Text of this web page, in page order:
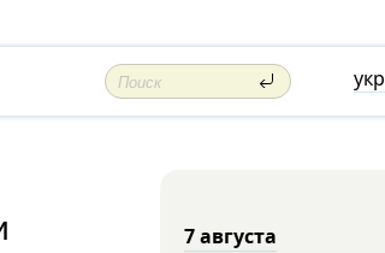
укр
7 августа